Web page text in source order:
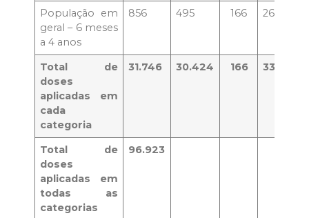
População em
geral – 6 meses
a 4 anos
856 495 166 26
Total de
doses
aplicadas em
cada
categoria
31.746 30.424 166 33.399
Total de
doses
aplicadas em
todas as
categorias
96.923